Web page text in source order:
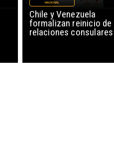
Chile y Venezuela
formalizan reinicio de
relaciones consulares
NACIONAL